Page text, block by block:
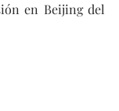
en Beijing del